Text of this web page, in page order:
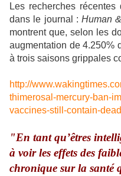
Les recherches
dans le journal : Human
montrent que, selon les
augmentation de 4.250%
à trois saisons grippales
http://
thimerosal-mercury-ban-
vaccines-still-contain-
"En tant qu’êtres
à voir les effets des
chronique sur la santé